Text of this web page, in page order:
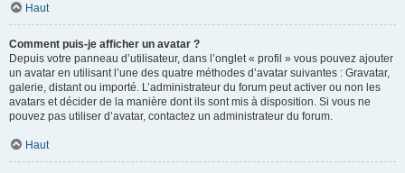
Haut
Comment puis-je afficher un avatar ?
Depuis votre panneau d’utilisateur, dans l’onglet « profil » vous pouvez ajouter
un avatar en utilisant l’une des quatre méthodes d’avatar suivantes : Gravatar,
galerie, distant ou importé. L’administrateur du forum peut activer ou non les
avatars et décider de la manière dont ils sont mis à disposition. Si vous ne
pouvez pas utiliser d’avatar, contactez un administrateur du forum.
Haut